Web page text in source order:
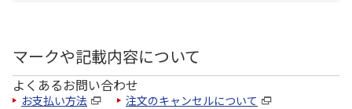
で、とてもオススメです！
マークや記載内容について
よくあるお問い合わせ
お支払い方法 注文のキャンセルについて